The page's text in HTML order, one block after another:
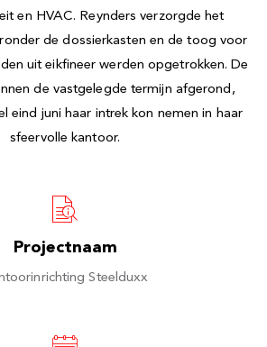
en HVAC. Reynders verzorgde het
de dossierkasten en de toog voor
uit eikfineer werden opgetrokken. De
de vastgelegde termijn afgerond,
eind juni haar intrek kon nemen in haar
sfeervolle kantoor.
Projectnaam
Steelduxx